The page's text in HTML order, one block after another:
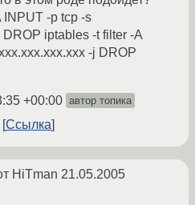
INPUT -p tcp -s
iptables -t filter -A
-j DROP
+00:00 автор топика
Ссылка
HiTman 21.05.2005